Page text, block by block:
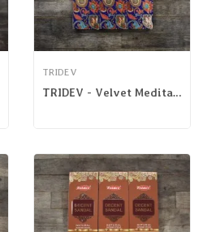
TRIDEV
TRIDEV - Velvet Meditación